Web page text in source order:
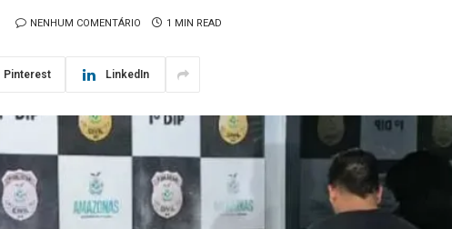
NENHUM COMENTÁRIO 1 MIN READ
Pinterest LinkedIn